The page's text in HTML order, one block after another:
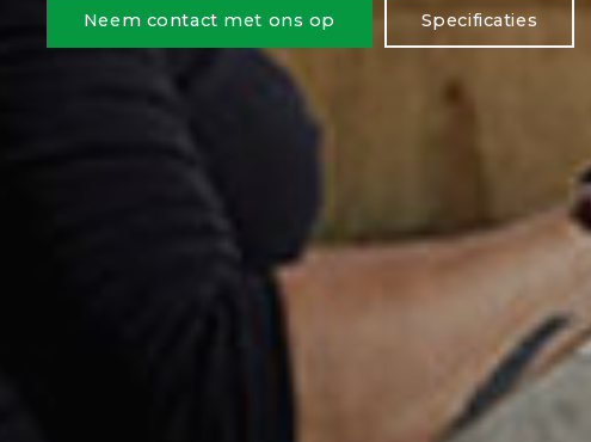
Neem contact met ons op Specificaties